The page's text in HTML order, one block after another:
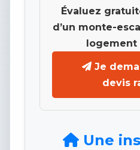
Évaluez
d’un monte-
logement
Je
devis
Une